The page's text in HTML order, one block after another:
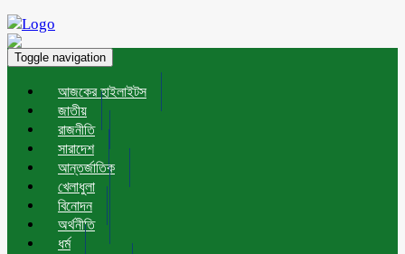
Toggle navigation
আজকের হাইলাইটস
জাতীয়
রাজনীতি
সারাদেশ
আন্তর্জাতিক
খেলাধুলা
বিনোদন
অর্থনীতি
ধর্ম